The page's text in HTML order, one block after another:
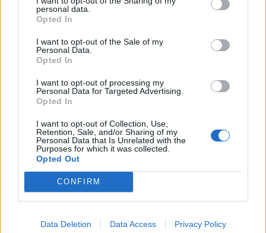
personal data.
Opted In
I want to opt-out of the Sale of my
Personal Data.
Opted In
I want to opt-out of processing my
Personal Data for Targeted Advertising.
Opted In
I want to opt-out of Collection, Use,
Retention, Sale, and/or Sharing of my
Personal Data that Is Unrelated with the
Purposes for which it was collected.
Opted Out
CONFIRM
Data Deletion Data Access Privacy Policy
rustikale Holzhütte auf dem Land oder ein modernes
Hotel in einer belebten Stadt handelt. Vor allem aber
steht für mich der Komfort an erster Stelle.
FACES:Was macht den Unterschied zwischen einem
guten und einem großartigen Hotel?
Natalia Tubella:Ein gutes Hotel erfüllt die Erwartungen,
die es verkauft, aber ein hervorragendes Hotel geht
darüber ­hinaus, indem es Authentizität bietet.
FACES: Wenn Sie nicht im Hotel übernachten, wo schlafen
Sie dann?
Natalia Tubella:Mein eigenes Bett ist ein bewegliches
Ziel! Ich bin so etwas wie eine Nomadin, die ständig
anderes Bett entdeckt. Manchmal in einer Weltstadt, ein